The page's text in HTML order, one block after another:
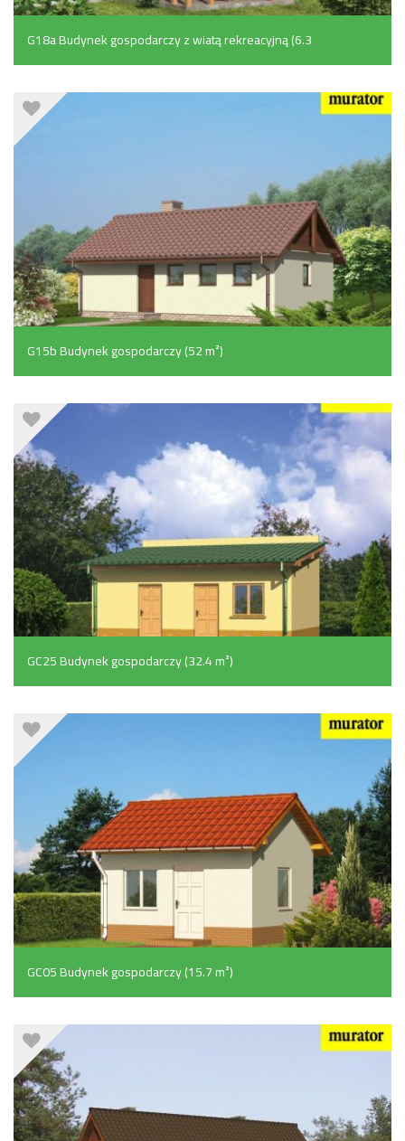
G18a Budynek gospodarczy z wiatą rekreacyjną (6.3
m²)
G15b Budynek gospodarczy (52 m²)
GC25 Budynek gospodarczy (32.4 m²)
GC05 Budynek gospodarczy (15.7 m²)